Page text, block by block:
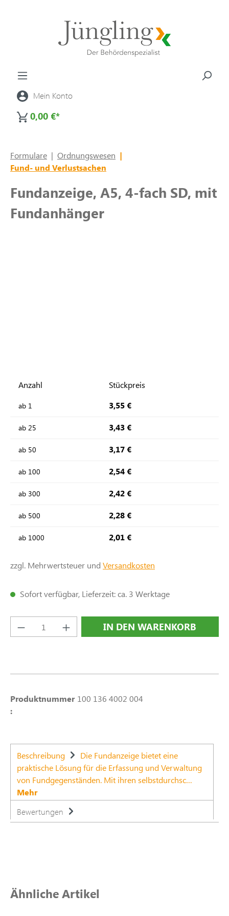
Mein Konto
0,00 €*
Formulare | Ordnungswesen |
Fund- und Verlustsachen
Fundanzeige, A5, 4-fach SD, mit
Fundanhänger
Anzahl Stückpreis
ab 1 3,55 €
ab 25 3,43 €
ab 50 3,17 €
ab 100 2,54 €
ab 300 2,42 €
ab 500 2,28 €
ab 1000 2,01 €
zzgl. Mehrwertsteuer und Versandkosten
Sofort verfügbar, Lieferzeit: ca. 3 Werktage
Produkt Anzahl: Gib den gewünschten
IN DEN WARENKORB
Produktnummer
:
100 136 4002 004
Beschreibung
Die Fundanzeige bietet eine
praktische Lösung für die Erfassung und Verwaltung
von Fundgegenständen. Mit ihren selbstdurchsc…
Mehr
Bewertungen
Produktgalerie überspringen
Ähnliche Artikel